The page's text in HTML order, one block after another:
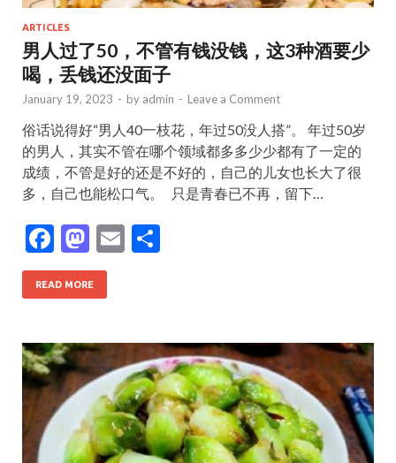
ARTICLES
男人过了50，不管有钱没钱，这3种酒要少
喝，丢钱还没面子
January 19, 2023 - by admin - Leave a Comment
俗话说得好“男人40一枝花，年过50没人搭”。 年过50岁
的男人，其实不管在哪个领域都多多少少都有了一定的
成绩，不管是好的还是不好的，自己的儿女也长大了很
多，自己也能松口气。 只是青春已不再，留下…
F
ac
e
o
o
k
M
as
to
o
n
E
READ MORE